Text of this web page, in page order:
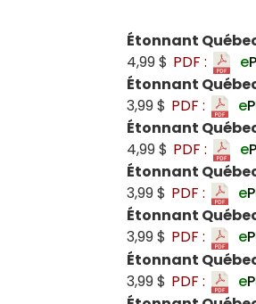
Étonnant
4,99 $ PDF : e
Étonnant
3,99 $ PDF : e
Étonnant
4,99 $ PDF : e
Étonnant
3,99 $ PDF : e
Étonnant
3,99 $ PDF : e
Étonnant
3,99 $ PDF : e